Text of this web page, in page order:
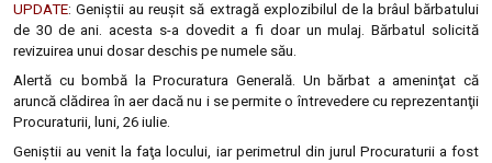
UPDATE: Geniştii au reuşit să extragă explozibilul de la brâul bărbatului
de 30 de ani. acesta s-a dovedit a fi doar un mulaj. Bărbatul solicită
revizuirea unui dosar deschis pe numele său.
Alertă cu bombă la Procuratura Generală. Un bărbat a ameninţat că
aruncă clădirea în aer dacă nu i se permite o întrevedere cu reprezentanţii
Procuraturii, luni, 26 iulie.
Geniştii au venit la faţa locului, iar perimetrul din jurul Procuraturii a fost